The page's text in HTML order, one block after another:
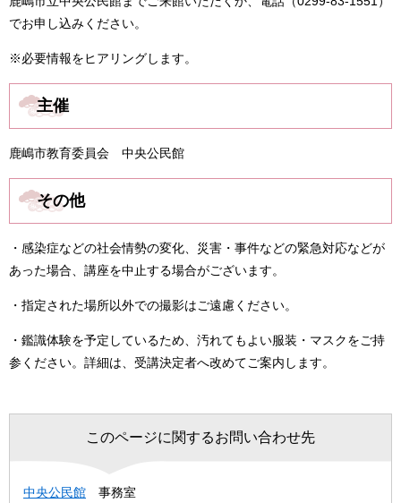
でお申し込みください。
※必要情報をヒアリングします。
主催
鹿嶋市教育委員会 中央公民館
その他
・感染症などの社会情勢の変化、災害・事件などの緊急対応などが
あった場合、講座を中止する場合がございます。
・指定された場所以外での撮影はご遠慮ください。
・鑑識体験を予定しているため、汚れてもよい服装・マスクをご持
参ください。詳細は、受講決定者へ改めてご案内します。
このページに関するお問い合わせ先
中央公民館
事務室